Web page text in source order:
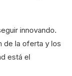
innovando.
de la oferta y los
está el